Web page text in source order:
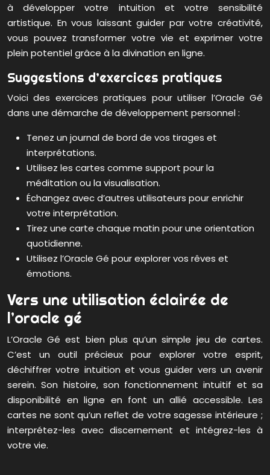
à développer votre intuition et votre sensibilité
artistique. En vous laissant guider par votre créativité,
vous pouvez transformer votre vie et exprimer votre
plein potentiel grâce à la divination en ligne.
Suggestions d’exercices pratiques
Voici des exercices pratiques pour utiliser l’Oracle Gé
dans une démarche de développement personnel :
Tenez un journal de bord de vos tirages et
interprétations.
Utilisez les cartes comme support pour la
méditation ou la visualisation.
Échangez avec d’autres utilisateurs pour enrichir
votre interprétation.
Tirez une carte chaque matin pour une orientation
quotidienne.
Utilisez l’Oracle Gé pour explorer vos rêves et
émotions.
Vers une utilisation éclairée de
l’oracle gé
L’Oracle Gé est bien plus qu’un simple jeu de cartes.
C’est un outil précieux pour explorer votre esprit,
déchiffrer votre intuition et vous guider vers un avenir
serein. Son histoire, son fonctionnement intuitif et sa
disponibilité en ligne en font un allié accessible. Les
cartes ne sont qu’un reflet de votre sagesse intérieure ;
interprétez-les avec discernement et intégrez-les à
votre vie.